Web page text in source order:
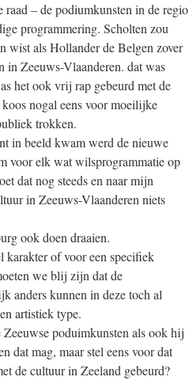
– de podiumkunsten in de regio
programmering. Scholten zou
wist als Hollander de Belgen zover
in Zeeuws-Vlaanderen. dat was
het ook vrij rap gebeurd met de
nogal eens voor moeilijke
trokken.
in beeld kwam werd de nieuwe
voor elk wat wilsprogrammatie op
dat nog steeds en naar mijn
in Zeeuws-Vlaanderen niets
ook doen draaien.
karakter of voor een specifiek
we blij zijn dat de
anders kunnen in deze toch al
artistiek type.
poduimkunsten als ook hij
dat mag, maar stel eens voor dat
de cultuur in Zeeland gebeurd?